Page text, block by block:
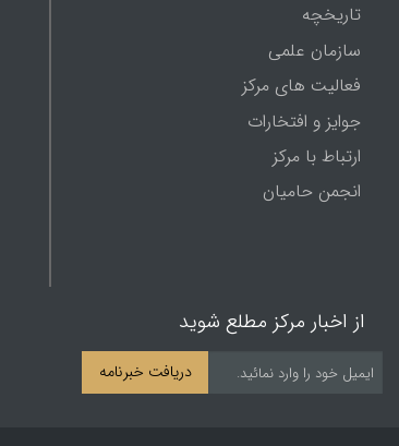
تاریخچه
سازمان علمی
فعالیت های مرکز
جوایز و افتخارات
ارتباط با مرکز
انجمن حامیان
از اخبار مرکز مطلع شوید
دریافت خبرنامه